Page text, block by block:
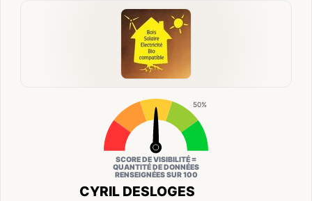
CYRIL DESLOGES
50%
SCORE DE VISIBILITÉ =
QUANTITÉ DE DONNÉES
RENSEIGNÉES SUR 100